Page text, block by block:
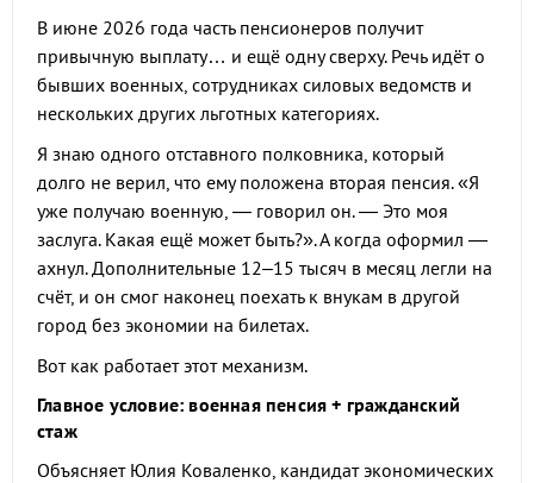
В июне 2026 года часть пенсионеров получит
привычную выплату… и ещё одну сверху. Речь идёт о
бывших военных, сотрудниках силовых ведомств и
нескольких других льготных категориях.
Я знаю одного отставного полковника, который
долго не верил, что ему положена вторая пенсия. «Я
уже получаю военную, — говорил он. — Это моя
заслуга. Какая ещё может быть?». А когда оформил —
ахнул. Дополнительные 12–15 тысяч в месяц легли на
счёт, и он смог наконец поехать к внукам в другой
город без экономии на билетах.
Вот как работает этот механизм.
Главное условие: военная пенсия + гражданский
стаж
Объясняет Юлия Коваленко, кандидат экономических